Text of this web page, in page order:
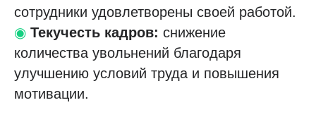
сотрудники удовлетворены своей работой.
◉ Текучесть кадров: снижение
количества увольнений благодаря
улучшению условий труда и повышения
мотивации.